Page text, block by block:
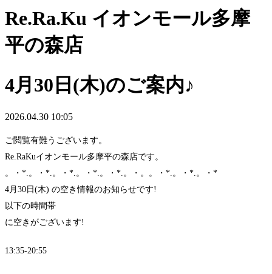
Re.Ra.Ku イオンモール多摩
平の森店
4月30日(木)のご案内♪
2026.04.30 10:05
ご閲覧有難うございます。
Re.RaKuイオンモール多摩平の森店です。
。・*.。・*.。・*.。・*.。・*.。・。。・*.。・*.。・*
4月30日(木) の空き情報のお知らせです!
以下の時間帯
に空きがございます!
13:35-20:55